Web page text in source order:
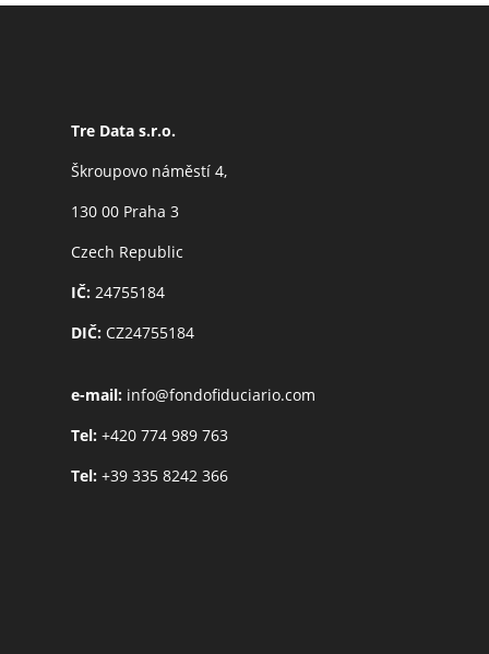
Tre Data s.r.o.
Škroupovo náměstí 4,
130 00 Praha 3
Czech Republic
IČ:24755184
DIČ:CZ24755184
e-mail: info@fondofiduciario.com
Tel: +420 774 989 763
Tel: +39 335 8242 366